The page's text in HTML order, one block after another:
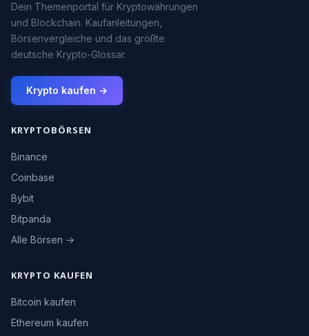
Dein Themenportal für Kryptowährungen
und Blockchain. Kaufanleitungen,
Börsenvergleiche und das größte
deutsche Krypto-Glossar.
Krypto kaufen →
KRYPTOBÖRSEN
Binance
Coinbase
Bybit
Bitpanda
Alle Börsen →
KRYPTO KAUFEN
Bitcoin kaufen
Ethereum kaufen